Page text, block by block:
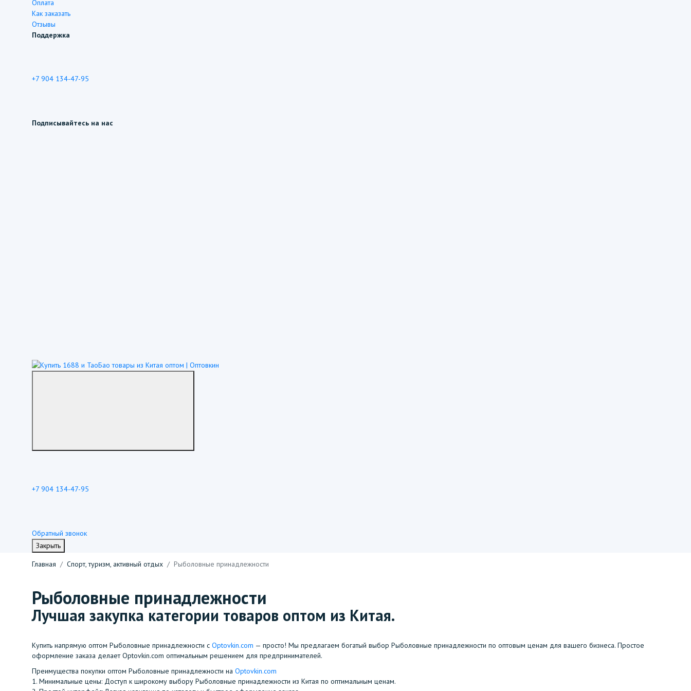
Оплата
Как заказать
Отзывы
Поддержка
+7 904 134-47-95
Подписывайтесь на нас
+7 904 134-47-95
Обратный звонок
Закрыть
Главная
Спорт, туризм, активный отдых Рыболовные принадлежности
Рыболовные принадлежности
Лучшая закупка категории товаров оптом из Китая.
Купить напрямую оптом Рыболовные принадлежности с Optovkin.com — просто! Мы предлагаем богатый выбор Рыболовные принадлежности по оптовым ценам для вашего бизнеса. Простое
оформление заказа делает Optovkin.com оптимальным решением для предпринимателей.
Преимущества покупки оптом Рыболовные принадлежности на Optovkin.com
1.⁠ ⁠Минимальные цены: Доступ к широкому выбору Рыболовные принадлежности из Китая по оптимальным ценам.